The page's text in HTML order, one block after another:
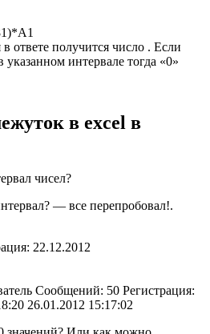
ответе получится число . Если
интервале тогда «0»
в excel в
чисел?
— все перепробовал!.
22.12.2012
Сообщений: 50 Регистрация:
26.01.2012 15:17:02